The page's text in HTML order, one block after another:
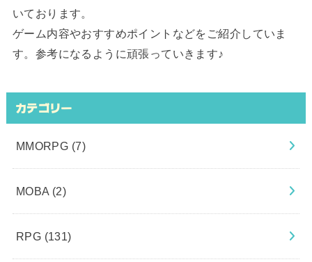
いております。
ゲーム内容やおすすめポイントなどをご紹介していま
す。参考になるように頑張っていきます♪
カテゴリー
MMORPG (7)
MOBA (2)
RPG (131)